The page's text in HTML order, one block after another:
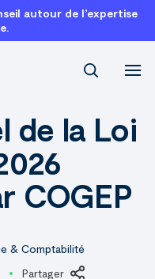
autour de l’expertise
de la Loi
COGEP
& Comptabilité
Partager